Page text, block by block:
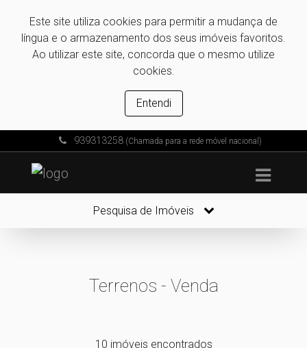
Este site utiliza cookies para permitir a mudança de
língua e o armazenamento dos seus imóveis favoritos.
Ao utilizar este site, concorda que o mesmo utilize
cookies.
Entendi
939313258 (Chamada para a rede móvel nacional)
Pesquisa de Imóveis
Terrenos - Venda
10 imóveis encontrados